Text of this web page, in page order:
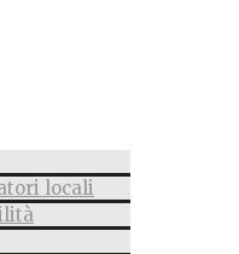
locali